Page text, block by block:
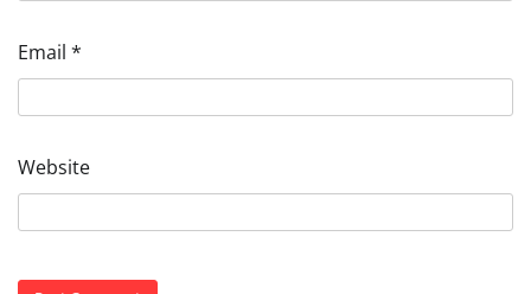
Email *
Website